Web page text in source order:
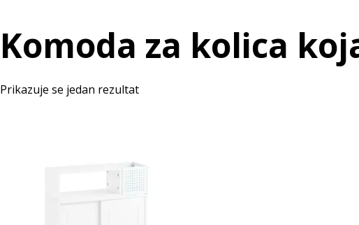
Komoda za kolica
Prikazuje se jedan rezultat